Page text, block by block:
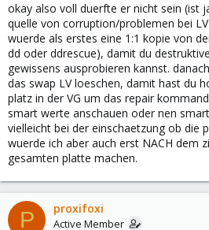
okay also voll duerfte er nicht sein (ist
quelle von corruption/problemen bei
wuerde als erstes eine 1:1 kopie von
dd oder ddrescue), damit du
gewissens ausprobieren kannst.
das swap LV loeschen, damit hast du
platz in der VG um das repair
smart werte anschauen oder nen
vielleicht bei der einschaetzung ob die
wuerde ich aber auch erst NACH dem
gesamten platte machen.
P proxifoxi
Active Member